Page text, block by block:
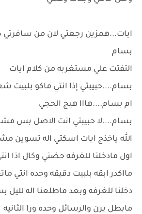
ايات...همزين رجعتي لان من
بسام
التفتت علي مستغربه من كلام ايات
بسام....حبيبتي إذا انتي ماكو بلبيت
ام بسام....هااا هيج الحجي
بسام....لا حبيبتي انت الاصل بس
الله ياخذج ايات اسكتي اله تسوين
اول مادخلنا للغرفه حضني وكال اذا
مااكدر ابقه بلبيت دقيقه وحده انتي
دخلنا للغرفه وبعد ماطلعنا اله
مابطل يرن والرسائل وحده ورا الثانيه